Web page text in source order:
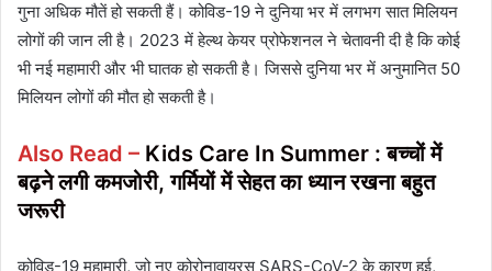
गुना अधिक मौतें हो सकती हैं। कोविड-19 ने दुनिया भर में लगभग सात मिलियन
लोगों की जान ली है। 2023 में हेल्थ केयर प्रोफेशनल ने चेतावनी दी है कि कोई
भी नई महामारी और भी घातक हो सकती है। जिससे दुनिया भर में अनुमानित 50
मिलियन लोगों की मौत हो सकती है।
Also Read – Kids Care In Summer : बच्चों में
बढ़ने लगी कमजोरी, गर्मियों में सेहत का ध्यान रखना बहुत
जरूरी
कोविड-19 महामारी, जो नए कोरोनावायरस SARS-CoV-2 के कारण हुई,